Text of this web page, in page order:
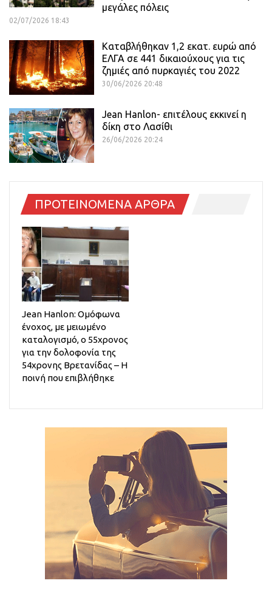
μεγάλες πόλεις
02/07/2026 18:43
Καταβλήθηκαν 1,2 εκατ. ευρώ από
ΕΛΓΑ σε 441 δικαιούχους για τις
ζημιές από πυρκαγιές του 2022
30/06/2026 20:48
Jean Hanlon- επιτέλους εκκινεί η
δίκη στο Λασίθι
26/06/2026 20:24
ΠΡΟΤΕΙΝΟΜΕΝΑ ΑΡΘΡΑ
Jean Hanlon: Ομόφωνα
ένοχος, με μειωμένο
καταλογισμό, ο 55χρονος
για την δολοφονία της
54χρονης Βρετανίδας – Η
ποινή που επιβλήθηκε